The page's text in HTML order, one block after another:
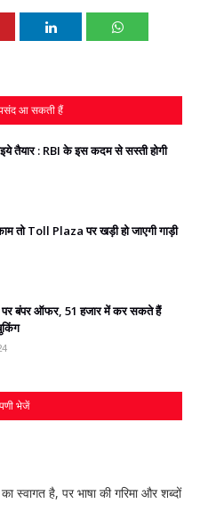
आ सकती हैं
तैयार : RBI के इस कदम से सस्‍ती होगी
तो Toll Plaza पर खड़ी हो जाएगी गाड़ी
पर बंपर ऑफर, 51 हजार में कर सकते हैं
भेजें
स्‍वागत है, पर भाषा की गरिमा और शब्‍दों